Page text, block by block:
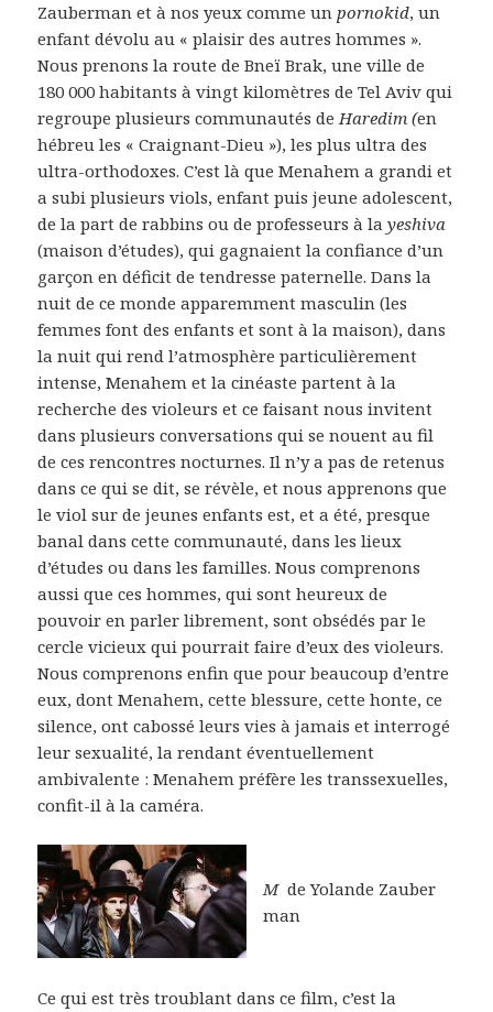
Zauberman et à nos yeux comme unpornokid, un
enfant dévolu au « plaisir des autres hommes ».
Nous prenons la route de Bneï Brak, une ville de
180 000 habitants à vingt kilomètres de Tel Aviv qui
regroupe plusieurs communautés deHaredim (en
hébreu les « Craignant-Dieu »), les plus ultra des
ultra-orthodoxes. C’est là que Menahem a grandi et
a subi plusieurs viols, enfant puis jeune adolescent,
de la part de rabbins ou de professeurs à layeshiva
(maison d’études), qui gagnaient la confiance d’un
garçon en déficit de tendresse paternelle. Dans la
nuit de ce monde apparemment masculin (les
femmes font des enfants et sont à la maison), dans
la nuit qui rend l’atmosphère particulièrement
intense, Menahem et la cinéaste partent à la
recherche des violeurs et ce faisant nous invitent
dans plusieurs conversations qui se nouent au fil
de ces rencontres nocturnes. Il n’y a pas de retenus
dans ce qui se dit, se révèle, et nous apprenons que
le viol sur de jeunes enfants est, et a été, presque
banal dans cette communauté, dans les lieux
d’études ou dans les familles. Nous comprenons
aussi que ces hommes, qui sont heureux de
pouvoir en parler librement, sont obsédés par le
cercle vicieux qui pourrait faire d’eux des violeurs.
Nous comprenons enfin que pour beaucoup d’entre
eux, dont Menahem, cette blessure, cette honte, ce
silence, ont cabossé leurs vies à jamais et interrogé
leur sexualité, la rendant éventuellement
ambivalente : Menahem préfère les transsexuelles,
confit-il à la caméra.
M de Yolande Zauber
man
Ce qui est très troublant dans ce film, c’est la